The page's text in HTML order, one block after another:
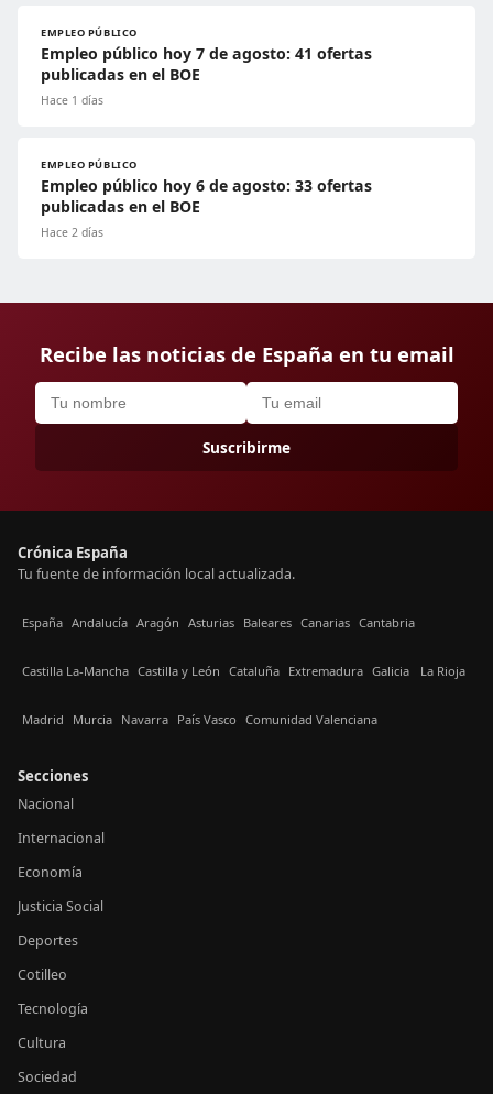
EMPLEO PÚBLICO
Empleo público hoy 7 de agosto: 41 ofertas
publicadas en el BOE
Hace 1 días
EMPLEO PÚBLICO
Empleo público hoy 6 de agosto: 33 ofertas
publicadas en el BOE
Hace 2 días
Recibe las noticias de España en tu email
Suscribirme
Crónica España
Tu fuente de información local actualizada.
España Andalucía Aragón Asturias Baleares Canarias Cantabria
Castilla La-Mancha Castilla y León Cataluña Extremadura Galicia La Rioja
Madrid Murcia Navarra País Vasco Comunidad Valenciana
Secciones
Nacional
Internacional
Economía
Justicia Social
Deportes
Cotilleo
Tecnología
Cultura
Sociedad